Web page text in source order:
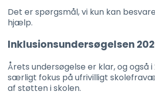
Det er spørgsmål, vi kun kan
hjælp.
Inklusionsundersøgelsen
Årets undersøgelse er klar, og også i
særligt fokus på ufrivilligt
af støtten i skolen.